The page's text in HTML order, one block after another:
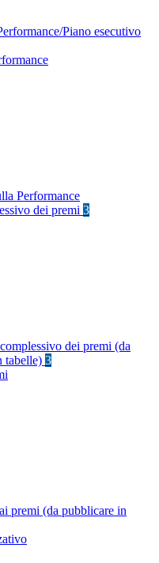
Piano esecutivo
Performance
dei premi 3
dei premi (da
tabelle) 3
premi (da pubblicare in